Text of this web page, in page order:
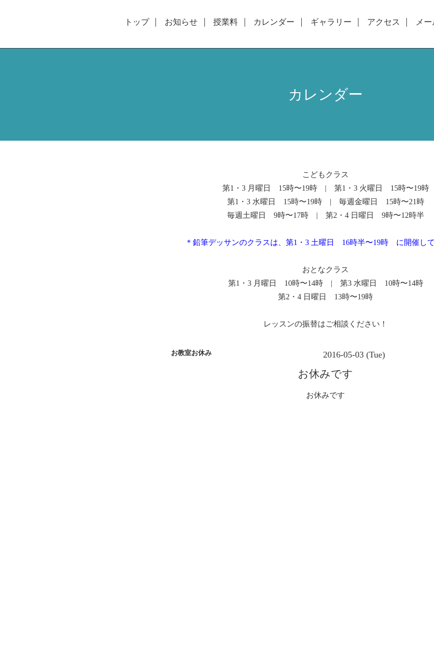
トップ お知らせ 授業料 カレンダー ギャラリー アクセス メ
カレンダー
こどもクラス
第1・3 月曜日 15時〜19時 | 第1・3 火曜日 15時〜19時
第1・3 水曜日 15時〜19時 | 毎週金曜日 15時〜21時
毎週土曜日 9時〜17時 | 第2・4 日曜日 9時〜12時半
＊鉛筆デッサンのクラスは、第1・3 土曜日 16時半〜19時 に開催し
おとなクラス
第1・3 月曜日 10時〜14時 | 第3 水曜日 10時〜14時
第2・4 日曜日 13時〜19時
レッスンの振替はご相談ください！
お教室お休み 2016-05-03 (Tue)
お休みです
お休みです